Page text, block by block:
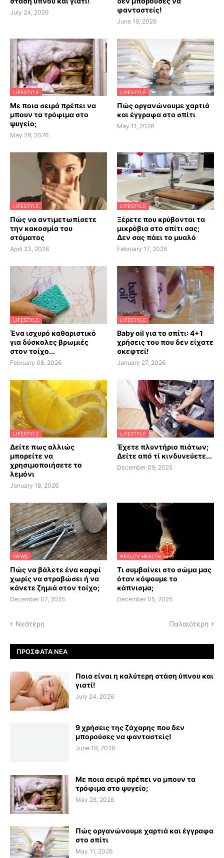
July 24, 2026
φανταστείς!
June 19, 2026
LIFESTYLE
Με ποια σειρά πρέπει να
μπουν τα τρόφιμα στο
ψυγείο;
May 28, 2026
LIFESTYLE
Πώς οργανώνουμε χαρτιά
και έγγραφα στο σπίτι
May 11, 2026
LIFESTYLE
Πώς να αντιμετωπίσετε
την κακοσμία του
στόματος
April 23, 2026
LIFESTYLE
Ξέρετε που κρύβονται τα
μικρόβια στο σπίτι σας;
Δεν σας πάει το μυαλό
February 17, 2026
LIFESTYLE
Ένα ισχυρό καθαριστικό
για δύσκολες βρωμιές
στον τοίχο...
February 08, 2026
LIFESTYLE
Baby oil για το σπίτι: 4+1
χρήσεις του που δεν είχατε
σκεφτεί!
January 27, 2026
LIFESTYLE
Δείτε πως αλλιώς
μπορείτε να
χρησιμοποιήσετε το
λεμόνι
January 18, 2026
LIFESTYLE
Έχετε πλυντήριο πιάτων;
Δείτε από τί κινδυνεύετε...
December 09, 2025
NEWS
Πώς να βάλετε ένα καρφί
χωρίς να στραβώσει ή να
κάνετε ζημιά στον τοίχο;
December 07, 2025
BEAUTY HEALTH
Τι συμβαίνει στο σώμα μας
όταν κόψουμε το
κάπνισμα;
December 05, 2025
Νεότερη Παλαιότερη
ΠΡΌΣΦΑΤΑ ΝΈΑ
Ποια είναι η καλύτερη στάση ύπνου και
γιατί!
July 24, 2026
9 χρήσεις της ζάχαρης που δεν
μπορούσες να φανταστείς!
June 19, 2026
Με ποια σειρά πρέπει να μπουν τα
τρόφιμα στο ψυγείο;
May 28, 2026
Πώς οργανώνουμε χαρτιά και έγγραφα
στο σπίτι
May 11, 2026